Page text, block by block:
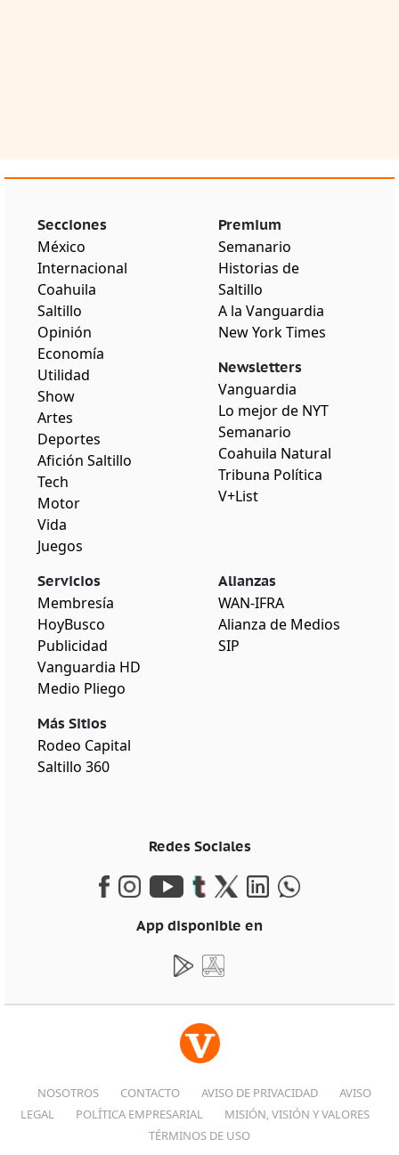
Secciones
México
Internacional
Coahuila
Saltillo
Opinión
Economía
Utilidad
Show
Artes
Deportes
Afición Saltillo
Tech
Motor
Vida
Juegos
Premium
Semanario
Historias de
Saltillo
A la Vanguardia
New York Times
Newsletters
Vanguardia
Lo mejor de NYT
Semanario
Coahuila Natural
Tribuna Política
V+List
Servicios
Membresía
HoyBusco
Publicidad
Vanguardia HD
Medio Pliego
Más Sitios
Rodeo Capital
Saltillo 360
Alianzas
WAN-IFRA
Alianza de Medios
SIP
Redes Sociales
App disponible en
NOSOTROS CONTACTO AVISO DE PRIVACIDAD
AVISO
LEGAL
POLÍTICA EMPRESARIAL
MISIÓN, VISIÓN Y VALORES
TÉRMINOS DE USO